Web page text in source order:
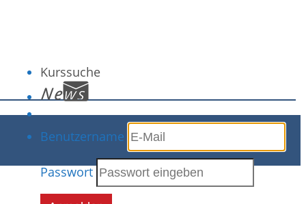
Kurssuche
Benutzername
Passwort